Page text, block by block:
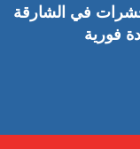
في الشارقة